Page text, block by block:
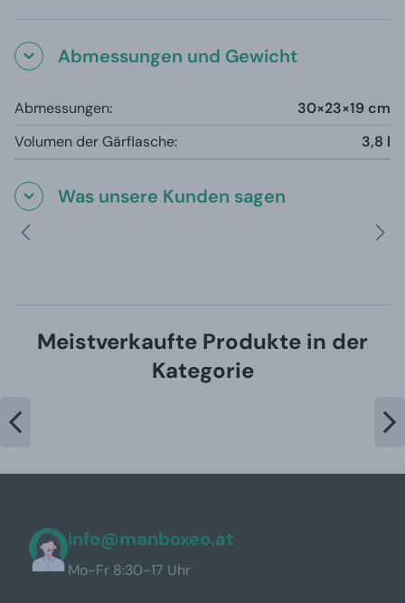
Abmessungen und Gewicht
Abmessungen:
30×23×19 cm
Volumen der Gärflasche:
3,8 l
Was unsere Kunden sagen
Meistverkaufte Produkte in der
Kategorie
info@manboxeo.at
Mo-Fr 8:30-17 Uhr